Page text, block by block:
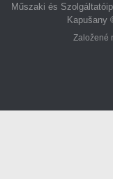
Műszaki és
Kapušany
Založené